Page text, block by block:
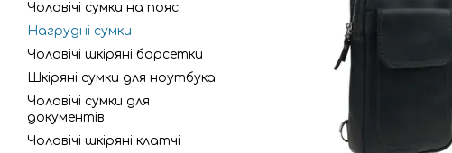
Чоловічі сумки на пояс
Нагрудні сумки
Чоловічі шкіряні барсетки
Шкіряні сумки для ноутбука
Чоловічі сумки для
документів
Чоловічі шкіряні клатчі